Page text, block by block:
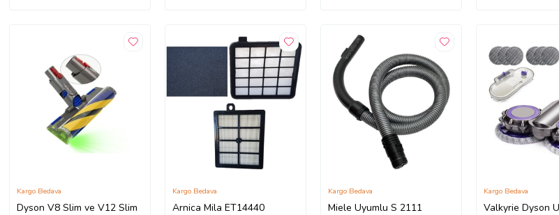
Dyson V8 Slim ve V12 Slim
Kargo Bedava
Arnica Mila ET14440
Kargo Bedava
Miele Uyumlu S 2111
Kargo Bedava
Valkyrie Dyson
Kargo Bedava